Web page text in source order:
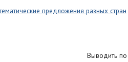
предложения разных стран
Выводить